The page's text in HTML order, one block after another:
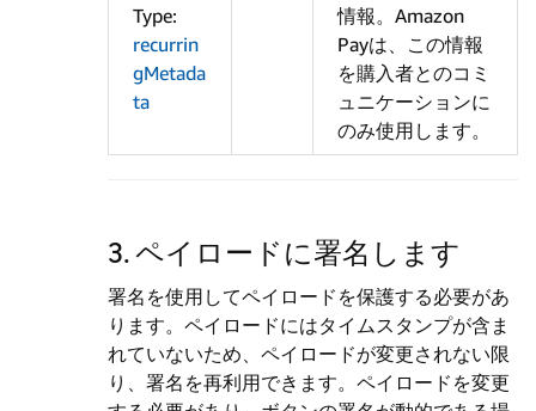
Type:
recurrin
gMetada
ta
情報。Amazon
Payは、この情報
を購入者とのコミ
ュニケーションに
のみ使用します。
3. ペイロードに署名します
署名を使用してペイロードを保護する必要があ
ります。ペイロードにはタイムスタンプが含ま
れていないため、ペイロードが変更されない限
り、署名を再利用できます。ペイロードを変更